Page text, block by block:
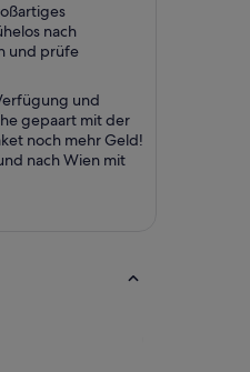
nach
und prüfe
und
gepaart mit der
noch mehr Geld!
nach Wien mit